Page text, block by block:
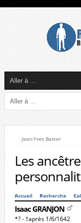
Jean-Yves Baxter
Les
Accueil Recherche
Isaac GRANJON
*? - †après 1/6/1642